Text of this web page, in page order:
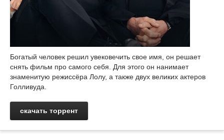
Богатый человек решил увековечить свое имя, он решает
снять фильм про самого себя. Для этого он нанимает
знаменитую режиссёра Лолу, а также двух великих актеров
Голливуда.
скачать торрент